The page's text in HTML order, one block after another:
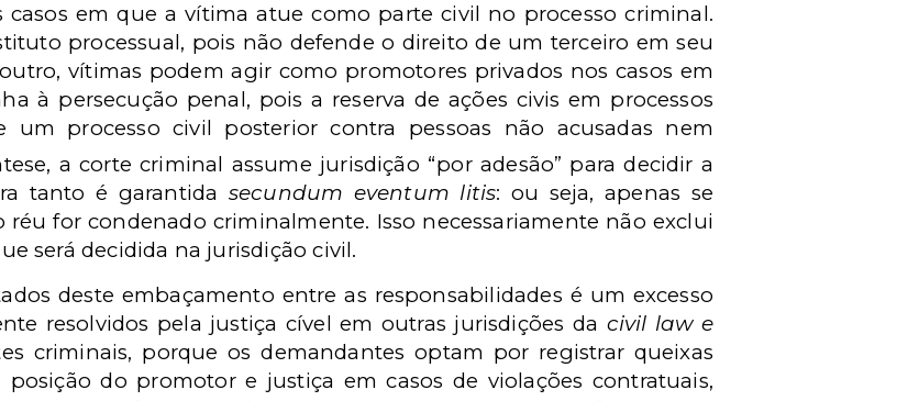
casos em que a vítima atue como parte civil no processo criminal.
processual, pois não defende o direito de um terceiro em seu
vítimas podem agir como promotores privados nos casos em
à persecução penal, pois a reserva de ações civis em processos
um processo civil posterior contra pessoas não acusadas nem
a corte criminal assume jurisdição “por adesão” para decidir a
tanto é garantida secundum eventum litis: ou seja, apenas se
réu for condenado criminalmente. Isso necessariamente não exclui
será decidida na jurisdição civil.
deste embaçamento entre as responsabilidades é um excesso
resolvidos pela justiça cível em outras jurisdições da civil law e
criminais, porque os demandantes optam por registrar queixas
do promotor e justiça em casos de violações contratuais,